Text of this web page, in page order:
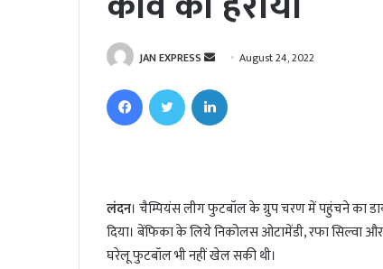
JAN EXPRESS
d
m
a
i
August 24, 2022
लंदन। चैम्पियंस लीग फुटबॉल के ग्रुप चरण में पहुंचने का
दिया। बेंफिका के लिये निकोलस ओटामेंडी, रफा सिल्वा
घरेलू फुटबॉल भी नहीं खेल सकी थी।